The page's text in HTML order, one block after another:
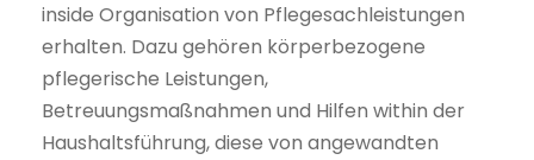
inside Organisation von Pflegesachleistungen
erhalten. Dazu gehören körperbezogene
pflegerische Leistungen,
Betreuungsmaßnahmen und Hilfen within der
Haushaltsführung, diese von angewandten